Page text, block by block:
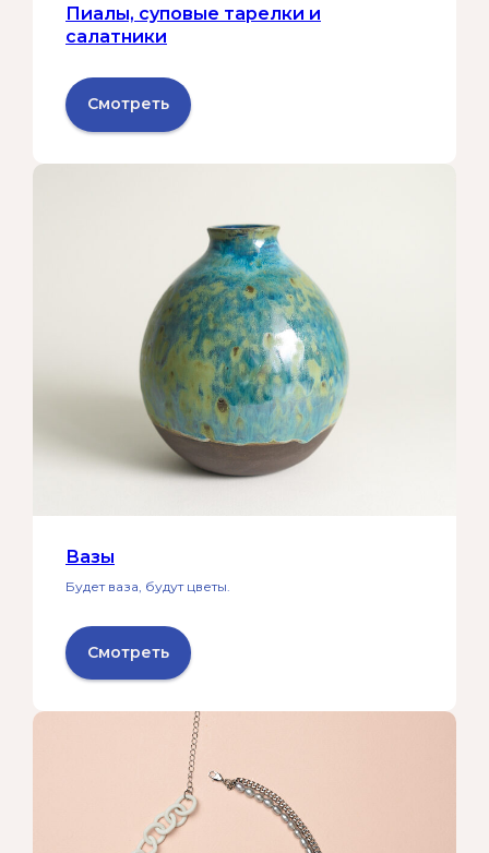
Пиалы, суповые тарелки и
салатники
Смотреть
Вазы
Будет ваза, будут цветы.
Смотреть